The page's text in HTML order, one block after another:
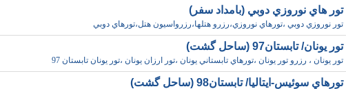
تور هاي نوروزي دوبي (بامداد سفر)
تور نوروزي دوبي ،تورهاي نوروزي،رزرو هتلها،رزرواسيون هتل،تورهاي دوبي
تور يونان/ تابستان97 (ساحل گشت)
تور يونان ، رزرو تور يونان ،تورهاي تابستاني يونان ،تور ارزان يونان ،تور يونان تابستان 97
تورهاي سوئيس-ايتاليا/ تابستان98 (ساحل گشت)